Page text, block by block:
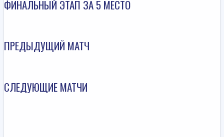
ФИНАЛЬНЫЙ ЭТАП ЗА 5 МЕСТО
ПРЕДЫДУЩИЙ МАТЧ
СЛЕДУЮЩИЕ МАТЧИ